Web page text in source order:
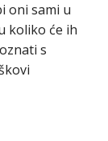
oni sami u
koliko će ih
s